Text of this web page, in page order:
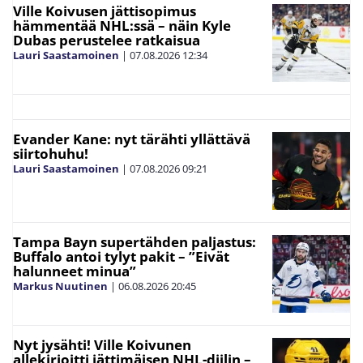
Ville Koivusen jättisopimus
hämmentää NHL:ssä – näin Kyle
Dubas perustelee ratkaisua
Lauri Saastamoinen | 07.08.2026 12:34
Evander Kane: nyt tärähti yllättävä
siirtohuhu!
Lauri Saastamoinen | 07.08.202609:21
Tampa Bayn supertähden paljastus:
Buffalo antoi tylyt pakit – ”Eivät
halunneet minua”
Markus Nuutinen | 06.08.2026 20:45
Nyt jysähti! Ville Koivunen
allekirjoitti jättimäisen NHL-diilin –